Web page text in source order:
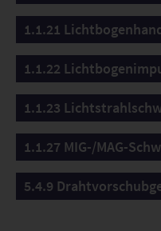
1.1.21
1.1.22
1.1.23
1.1.27 MIG-/MAG-
5.4.9